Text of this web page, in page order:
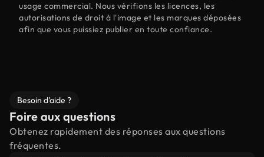
usage commercial. Nous vérifions les licences, les
autorisations de droit à l'image et les marques déposées
afin que vous puissiez publier en toute confiance.
Besoin d'aide ?
Foire aux questions
Obtenez rapidement des réponses aux questions
fréquentes.